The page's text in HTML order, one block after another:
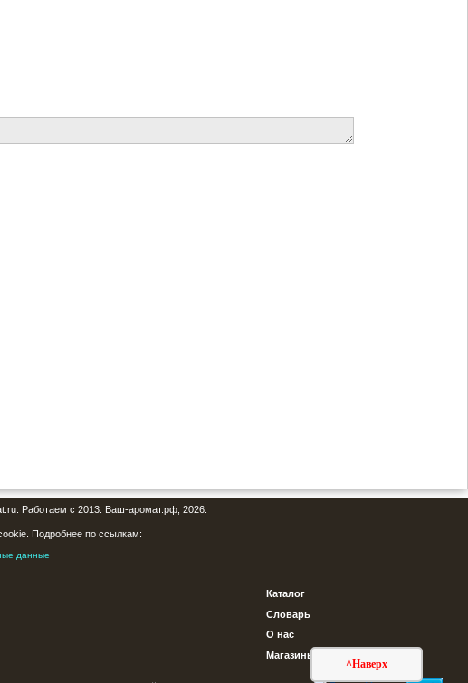
^Наверх
Работаем с 2013. Ваш-аромат.рф, 2026.
Подробнее по ссылкам:
данные
Каталог
Словарь
О нас
Магазины